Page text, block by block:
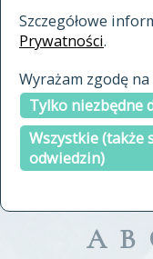
Szczegółowe
Prywatności.
Wyrażam zgodę na
Tylko niezbędne
Wszystkie (także
odwiedzin)
a
A B